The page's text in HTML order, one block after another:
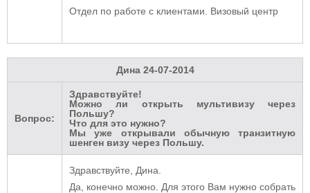
Отдел по работе с клиентами. Визовый центр
Дина 24-07-2014
Вопрос:
Здравствуйте!
Можно ли открыть мультивизу через
Польшу?
Что для это нужно?
Мы уже открывали обычную транзитную
шенген визу через Польшу.
Здравствуйте, Дина.
Да, конечно можно. Для этого Вам нужно собрать